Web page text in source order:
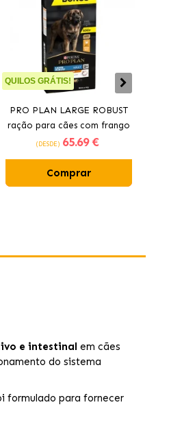
QUILOS GRÁTIS!
PRO PLAN LARGE ROBUST
ração para cães com frango
(DESDE) 65.69 €
Comprar
e intestinal em cães
do sistema
formulado para fornecer